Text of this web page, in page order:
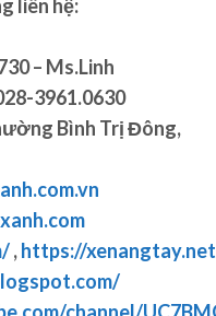
liên hệ:
– Ms.Linh
3961.0630
Bình Trị Đông,
,https://xenangtay.net